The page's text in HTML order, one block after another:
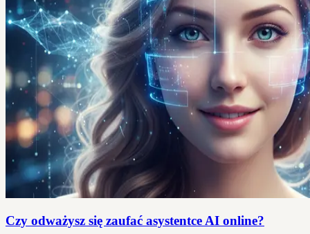
Czy odważysz się zaufać asystentce AI online?